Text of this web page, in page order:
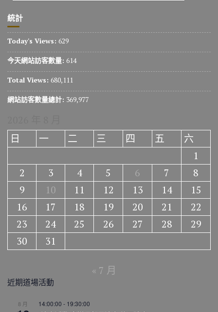
統計
Today's Views: 629
今天網站訪客數量: 614
Total Views: 680,111
網站訪客數量總計: 369,977
日
一 二 三 四 五
六
1
2
3 4 5 6 7
8
9
10 11 12 13 14
15
16
17 18 19 20 21
22
23
24 25 26 27 28
29
30
31
« 7 月
近期道場活動
8 月 14:00:00 - 19:30:00